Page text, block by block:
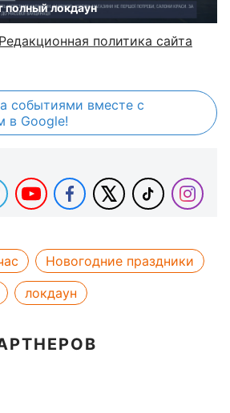
полный локдаун
Редакционная политика сайта
событиями вместе с
в Google!
Новогодние праздники
локдаун